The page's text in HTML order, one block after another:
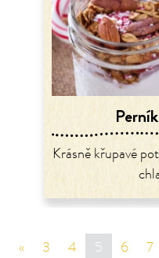
Krásně křupavé
« sr.page.previous
3 4 5 6 7